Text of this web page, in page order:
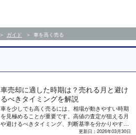
ガイド 車を高く売る
車売却に適した時期は？売れる月と避け
るべきタイミングを解説
車を少しでも高く売るには、相場が動きやすい時期
を見極めることが重要です。高値の査定が狙える月
や避けるべきタイミング、判断基準を分かりやすく
更新日：2026年03月30日